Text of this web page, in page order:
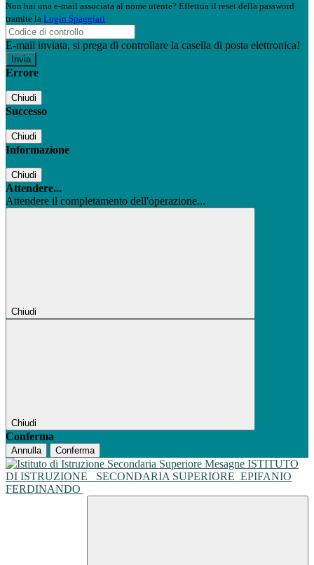
Non hai una e-mail associata al nome utente? Effettua il reset della password
tramite la Login Spaggiari
E-mail inviata, si prega di controllare la casella di posta elettronica!
Errore
Chiudi
Successo
Chiudi
Informazione
Chiudi
Attendere...
Attendere il completamento dell'operazione...
Chiudi
Chiudi
Conferma
Annulla Conferma
ISTITUTO
DI ISTRUZIONE
SECONDARIA SUPERIORE EPIFANIO
FERDINANDO